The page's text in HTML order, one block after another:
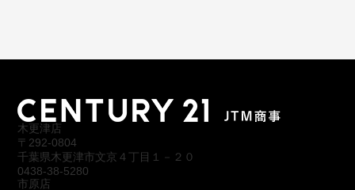
木更津店
〒292-0804
千葉県木更津市文京４丁目１－２０
0438-38-5280
市原店